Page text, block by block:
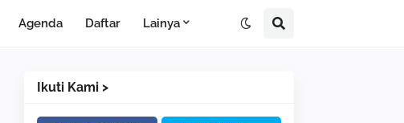
Agenda Daftar Lainya
Ikuti Kami >